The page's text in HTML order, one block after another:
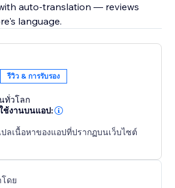
auto-translation — reviews
language.
รีวิว & การรับรอง
ทั่วโลก
ช้งานบนแอป:
ลเนื้อหาของแอปที่ปรากฏบนเว็บไซต์
ดย